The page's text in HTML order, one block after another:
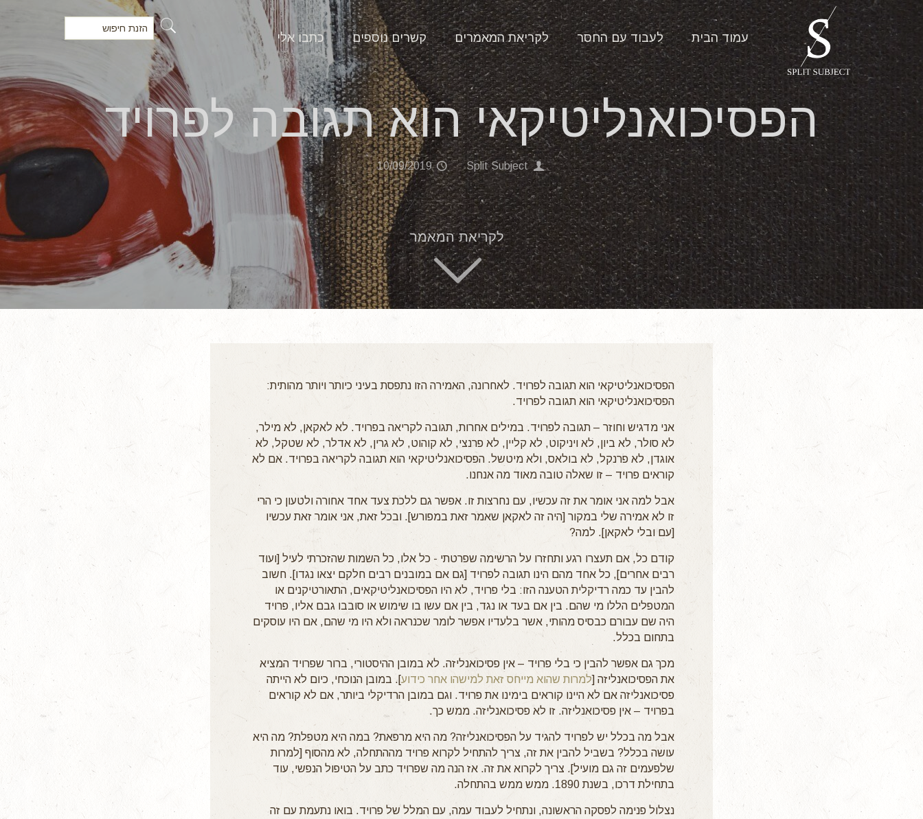
עמוד הבית לעבוד עם החסר לקריאת המאמרים קשרים נוספים כתבו אלי
הפסיכואנליטיקאי הוא תגובה לפרויד
Split Subject
10/09/2019
הפסיכואנליטיקאי הוא תגובה לפרויד. לאחרונה, האמירה הזו נתפסת בעיני כיותר ויותר מהותית:
הפסיכואנליטיקאי הוא תגובה לפרויד.
אני מדגיש וחוזר – תגובה לפרויד. במילים אחרות, תגובה לקריאה בפרויד. לא לאקאן, לא מילר,
לא סולר, לא ביון, לא ויניקוט, לא קליין, לא פרנצי, לא קוהוט, לא גרין, לא אדלר, לא שטקל, לא
אוגדן, לא פרנקל, לא בולאס, ולא מיטשל. הפסיכואנליטיקאי הוא תגובה לקריאה בפרויד. אם לא
קוראים פרויד – זו שאלה טובה מאוד מה אנחנו.
אבל למה אני אומר את זה עכשיו, עם נחרצות זו. אפשר גם ללכת צעד אחד אחורה ולטעון כי הרי
זו לא אמירה שלי במקור [היה זה לאקאן שאמר זאת במפורש]. ובכל זאת, אני אומר זאת עכשיו
[עם ובלי לאקאן]. למה?
קודם כל, אם תעצרו רגע ותחזרו על הרשימה שפרטתי - כל אלו, כל השמות שהזכרתי לעיל [ועוד
רבים אחרים], כל אחד מהם הינו תגובה לפרויד [גם אם במובנים רבים חלקם יצאו נגדו]. חשוב
להבין עד כמה רדיקלית הטענה הזו: בלי פרויד, לא היו הפסיכואנליטיקאים, התאורטיקנים או
המטפלים הללו מי שהם. בין אם בעד או נגד, בין אם עשו בו שימוש או סובבו גבם אליו, פרויד
היה שם עבורם כבסיס מהותי, אשר בלעדיו אפשר לומר שכנראה ולא היו מי שהם, אם היו עוסקים
בתחום בכלל.
מכך גם אפשר להבין כי בלי פרויד – אין פסיכואנליזה. לא במובן ההיסטורי, ברור שפרויד המציא
את הפסיכואנליזה [למרות שהוא מייחס זאת למישהו אחר כידוע]. במובן הנוכחי, כיום לא הייתה
פסיכואנליזה אם לא היינו קוראים בימינו את פרויד. וגם במובן הרדיקלי ביותר, אם לא קוראים
בפרויד – אין פסיכואנליזה. זו לא פסיכואנליזה. ממש כך.
אבל מה בכלל יש לפרויד להגיד על הפסיכואנליזה? מה היא מרפאת? במה היא מטפלת? מה היא
עושה בכלל? בשביל להבין את זה, צריך להתחיל לקרוא פרויד מההתחלה, לא מהסוף [למרות
שלפעמים זה גם מועיל]. צריך לקרוא את זה. אז הנה מה שפרויד כתב על הטיפול הנפשי, עוד
בתחילת דרכו, בשנת 1890. ממש ממש בהתחלה.
נצלול פנימה לפסקה הראשונה, ונתחיל לעבוד עמה, עם המלל של פרויד. בואו נתעמת עם זה